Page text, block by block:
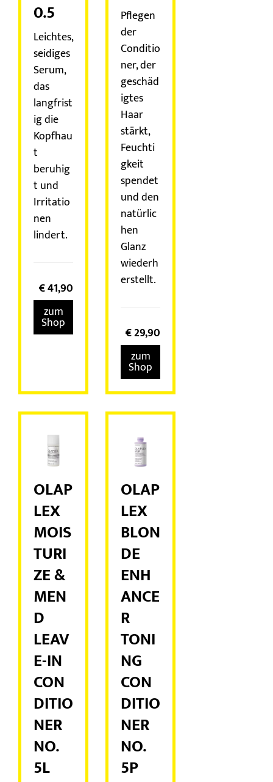
0.5
Leichtes,
seidiges
Serum,
das
langfrist
ig die
Kopfhau
t
beruhig
t und
Irritatio
nen
lindert.
€41,90
zum
Shop
Pflegen
der
Conditio
ner, der
geschäd
igtes
Haar
stärkt,
Feuchti
gkeit
spendet
und den
natürlic
hen
Glanz
wiederh
erstellt.
€29,90
zum
Shop
OLAP
LEX
MOIS
TURI
ZE &
MEN
D
LEAV
E-IN
CON
DITIO
NER
NO.
5L
OLAP
LEX
BLON
DE
ENH
ANCE
R
TONI
NG
CON
DITIO
NER
NO.
5P